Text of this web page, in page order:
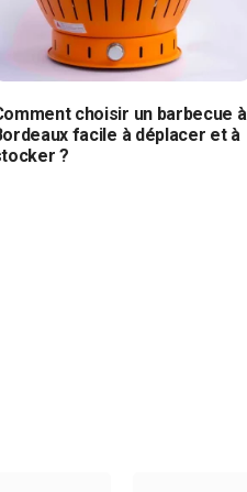
choisir un barbecue à
facile à déplacer et à
?